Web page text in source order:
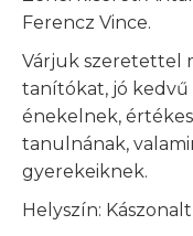
Ferencz Vince.
Várjuk szeretettel
tanítókat, jó kedvű
énekelnek,
tanulnának,
gyerekeiknek.
Helyszín: